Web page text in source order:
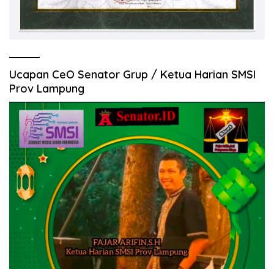
Ucapan CeO Senator Grup / Ketua Harian SMSI
Prov Lampung